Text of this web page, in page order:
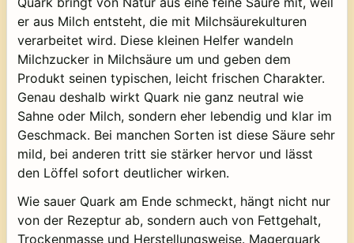
er aus Milch entsteht, die mit Milchsäurekulturen
verarbeitet wird. Diese kleinen Helfer wandeln
Milchzucker in Milchsäure um und geben dem
Produkt seinen typischen, leicht frischen Charakter.
Genau deshalb wirkt Quark nie ganz neutral wie
Sahne oder Milch, sondern eher lebendig und klar im
Geschmack. Bei manchen Sorten ist diese Säure sehr
mild, bei anderen tritt sie stärker hervor und lässt
den Löffel sofort deutlicher wirken.
Wie sauer Quark am Ende schmeckt, hängt nicht nur
von der Rezeptur ab, sondern auch von Fettgehalt,
Trockenmasse und Herstellungsweise. Magerquark